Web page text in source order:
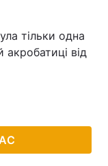
тільки одна
від